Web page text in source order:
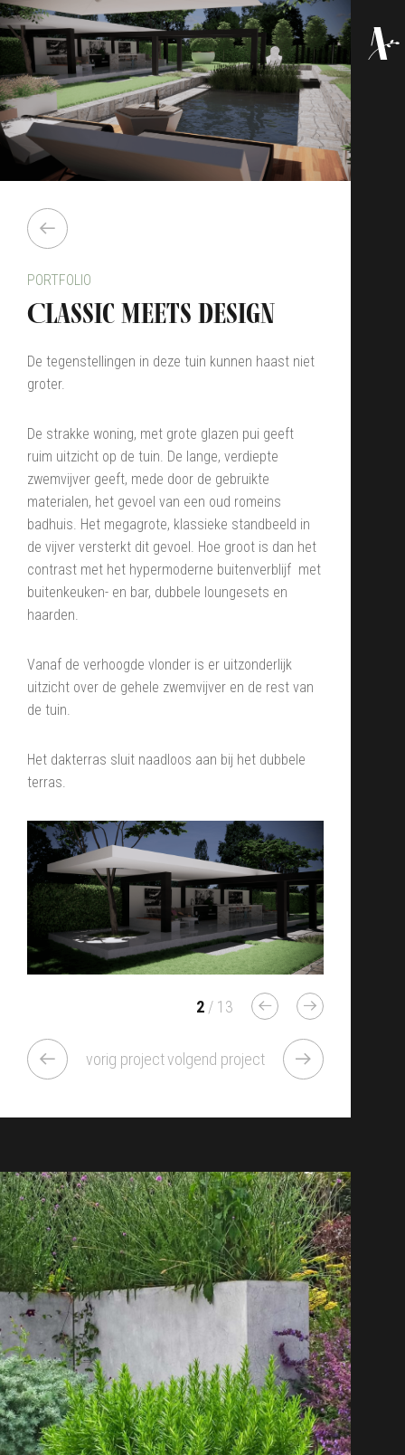
PORTFOLIO
Classic meets design
De tegenstellingen in deze tuin kunnen haast niet
groter.
De strakke woning, met grote glazen pui geeft
ruim uitzicht op de tuin. De lange, verdiepte
zwemvijver geeft, mede door de gebruikte
materialen, het gevoel van een oud romeins
badhuis. Het megagrote, klassieke standbeeld in
de vijver versterkt dit gevoel. Hoe groot is dan het
contrast met het hypermoderne buitenverblijf met
buitenkeuken- en bar, dubbele loungesets en
haarden.
Vanaf de verhoogde vlonder is er uitzonderlijk
uitzicht over de gehele zwemvijver en de rest van
de tuin.
Het dakterras sluit naadloos aan bij het dubbele
terras.
2 / 13
vorig projectvolgend project